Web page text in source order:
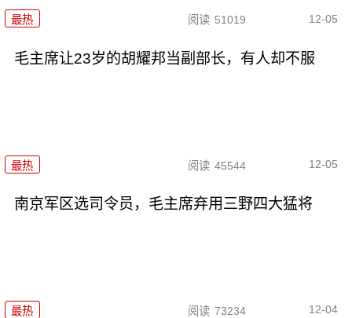
最热 阅读 51019 12-05
毛主席让23岁的胡耀邦当副部长，有人却不服
最热 阅读 45544 12-05
南京军区选司令员，毛主席弃用三野四大猛将
最热 阅读 73234 12-04